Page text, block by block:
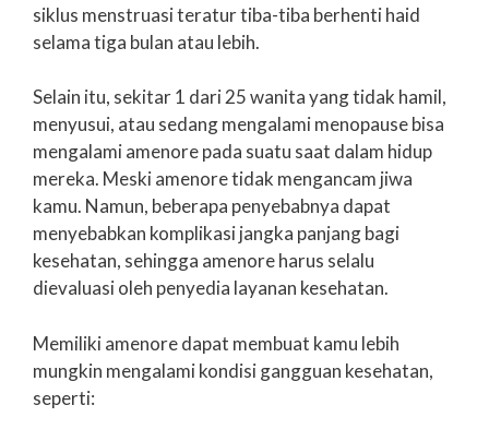
siklus menstruasi teratur tiba-tiba berhenti haid
selama tiga bulan atau lebih.
Selain itu, sekitar 1 dari 25 wanita yang tidak hamil,
menyusui, atau sedang mengalami menopause bisa
mengalami amenore pada suatu saat dalam hidup
mereka. Meski amenore tidak mengancam jiwa
kamu. Namun, beberapa penyebabnya dapat
menyebabkan komplikasi jangka panjang bagi
kesehatan, sehingga amenore harus selalu
dievaluasi oleh penyedia layanan kesehatan.
Memiliki amenore dapat membuat kamu lebih
mungkin mengalami kondisi gangguan kesehatan,
seperti: